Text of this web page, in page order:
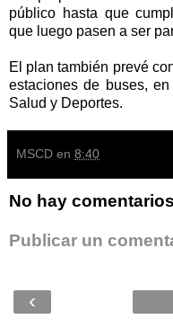
público hasta que
que luego pasen a ser
El plan también prevé
estaciones de buses,
Salud y Deportes.
MSCD en 8:40
No hay
Publicar un
‹